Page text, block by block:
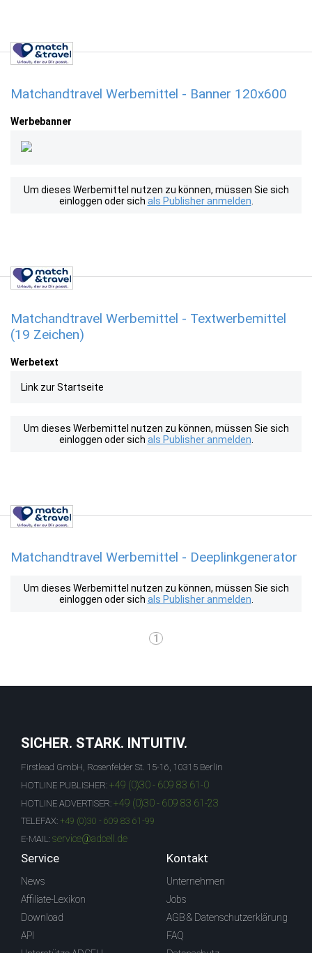
Matchandtravel Werbemittel - Banner 120x600
Werbebanner
Um dieses Werbemittel nutzen zu können, müssen Sie sich
einloggen oder sich als Publisher anmelden
Matchandtravel Werbemittel - Textwerbemittel
(19 Zeichen)
Werbetext
Link zur Startseite
Um dieses Werbemittel nutzen zu können, müssen Sie sich
einloggen oder sich als Publisher anmelden
Matchandtravel Werbemittel - Deeplinkgenerator
Um dieses Werbemittel nutzen zu können, müssen Sie sich
einloggen oder sich als Publisher anmelden
1
SICHER. STARK. INTUITIV.
Firstlead GmbH, Rosenfelder St. 15-16, 10315 Berlin
HOTLINE PUBLISHER: +49 (0)30 - 609 83 61-0
HOTLINE ADVERTISER: +49 (0)30 - 609 83 61-23
TELEFAX: +49 (0)30 - 609 83 61-99
E-MAIL: service@adcell.de
Service
News
Affiliate-Lexikon
Download
API
Kontakt
Unternehmen
Jobs
AGB & Datenschutzerklärung
FAQ